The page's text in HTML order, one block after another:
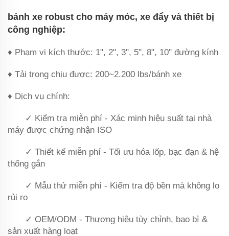
bánh xe robust cho máy móc, xe đẩy và thiết bị
công nghiệp:
♦ Phạm vi kích thước: 1", 2", 3", 5", 8", 10" đường kính
♦ Tải trọng chịu được: 200~2.200 lbs/bánh xe
♦ Dịch vụ chính:
✓ Kiểm tra miễn phí - Xác minh hiệu suất tại nhà
máy được chứng nhận ISO
✓ Thiết kế miễn phí - Tối ưu hóa lốp, bạc đạn & hệ
thống gắn
✓ Mẫu thử miễn phí - Kiểm tra độ bền mà không lo
rủi ro
✓ OEM/ODM - Thương hiệu tùy chỉnh, bao bì &
sản xuất hàng loạt